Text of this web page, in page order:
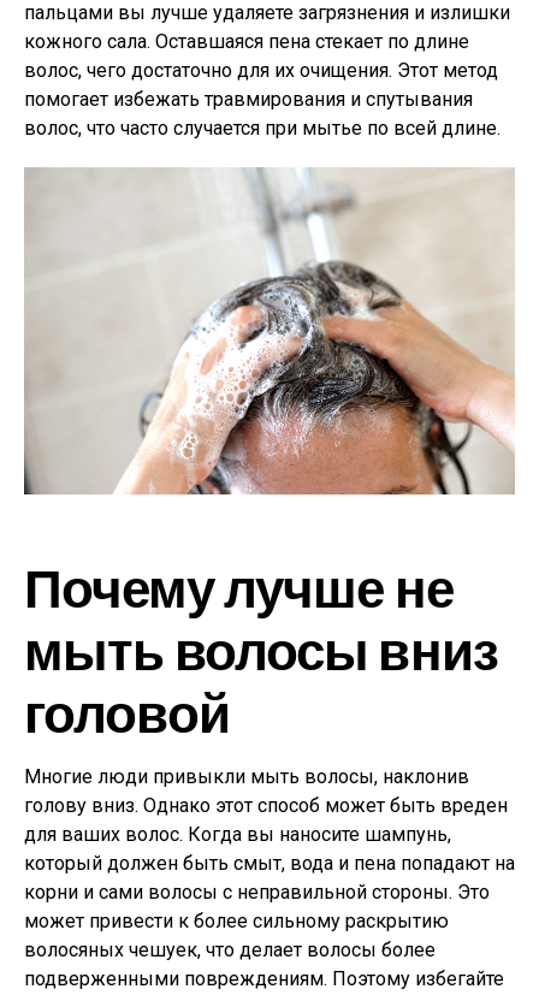
пальцами вы лучше удаляете загрязнения и излишки
кожного сала. Оставшаяся пена стекает по длине
волос, чего достаточно для их очищения. Этот метод
помогает избежать травмирования и спутывания
волос, что часто случается при мытье по всей длине.
Почему лучше не
мыть волосы вниз
головой
Многие люди привыкли мыть волосы, наклонив
голову вниз. Однако этот способ может быть вреден
для ваших волос. Когда вы наносите шампунь,
который должен быть смыт, вода и пена попадают на
корни и сами волосы с неправильной стороны. Это
может привести к более сильному раскрытию
волосяных чешуек, что делает волосы более
подверженными повреждениям. Поэтому избегайте